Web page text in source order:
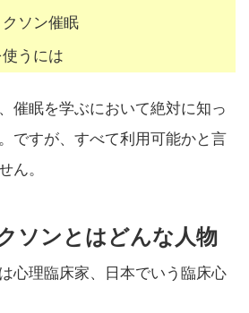
ソン催眠
うには
催眠を学ぶにおいて絶対に知っ
ですが、すべて利用可能かと言
ん。
ソンとはどんな人物
心理臨床家、日本でいう臨床心